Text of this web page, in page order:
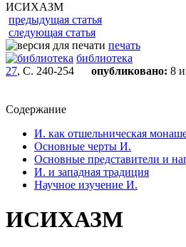
ИСИХАЗМ
предыдущая статья
следующая статья
печать
библиотека
27, С. 240-254 опубликовано: 8
Содержание
И. как отшельническая
Основные черты И.
Основные представители и
И. и западная традиция
Научное изучение И.
ИСИХАЗМ